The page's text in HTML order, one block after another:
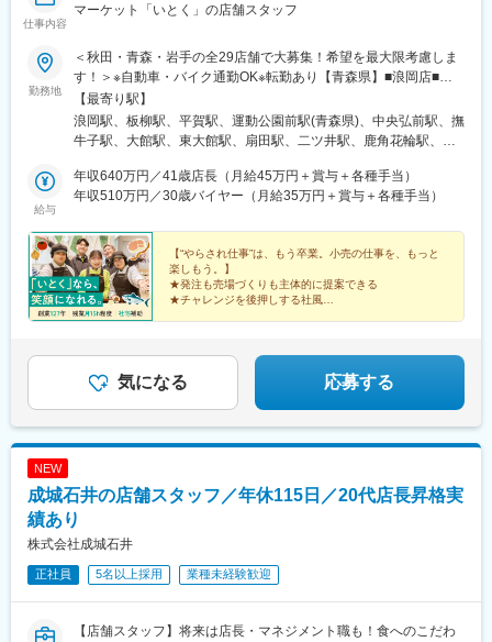
仕事内容
マーケット「いとく」の店舗スタッフ
勤務地
＜秋田・青森・岩手の全29店舗で大募集！希望を最大限考慮しま
す！＞※自動車・バイク通勤OK※転勤あり【青森県】■浪岡店■板
柳店■平賀店■アルカディア店■浜の町店■弘前東店【秋田県】■大
館ショッピングセンター■樹海店■片山店■比内店■大館東店■藤琴
店■鹿角ショッピングセンター■花輪店■鷹巣南店■鷹巣ショッピン
ツ井ショッピングセンター■能代北店■男鹿ショッピングセンター
■追分店■秋田東店■新国道店■土崎みなと店■川尻店■自衛隊通店
【最寄り駅】
浪岡駅、板柳駅、平賀駅、運動公園前駅(青森県)、中央弘前駅、撫
牛子駅、大館駅、東大館駅、扇田駅、二ツ井駅、鹿角花輪駅、西
駅(秋田県)、秋田駅、泉外旭川駅、土崎駅、羽後牛島駅、大釜駅
給与
年収640万円／41歳店長（月給45万円＋賞与＋各種手当）
年収510万円／30歳バイヤー（月給35万円＋賞与＋各種手当）
【“やらされ仕事”は、もう卒業。小売の仕事を、もっと
楽しもう。】
★発注も売場づくりも主体的に提案できる
★チャレンジを後押しする社風
気になる 応募する
NEW
成城石井の店舗スタッフ／年休115日／20代店長昇格実
績あり
株式会社成城石井
正社員 5名以上採用 業種未経験歓迎
【店舗スタッフ】将来は店長・マネジメント職も！食へのこだわ